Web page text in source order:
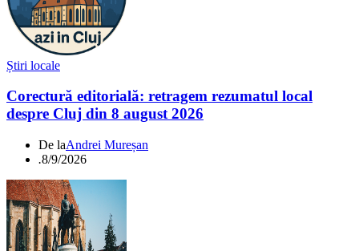
Știri locale
Corectură editorială: retragem rezumatul local
despre Cluj din 8 august 2026
De laAndrei Mureșan
.8/9/2026